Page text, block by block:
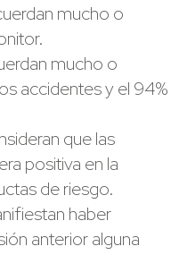
mucho o
mucho o
accidentes y el 94%
que las
positiva en la
de riesgo.
haber
anterior alguna